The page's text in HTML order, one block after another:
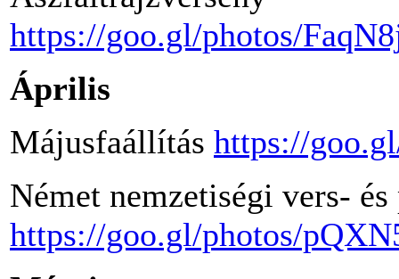
https://goo.gl/photos/
Április
Májusfaállítás https://
Német nemzetiségi vers-
https://goo.gl/photos/